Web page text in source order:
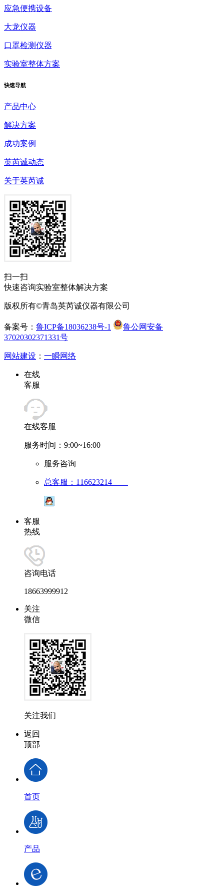
应急便携设备
大龙仪器
口罩检测仪器
实验室整体方案
快速导航
产品中心
解决方案
成功案例
英芮诚动态
关于英芮诚
扫一扫
快速咨询实验室整体解决方案
版权所有©青岛英芮诚仪器有限公司
备案号： 鲁ICP备18036238号-1
鲁公网安备
37020302371331号
网站建设 ： 一瞬网络
在线
客服
在线客服
服务时间：9:00~16:00
服务咨询
总客服：116623214
客服
热线
咨询电话
18663999912
关注
微信
关注我们
返回
顶部
首页
产品